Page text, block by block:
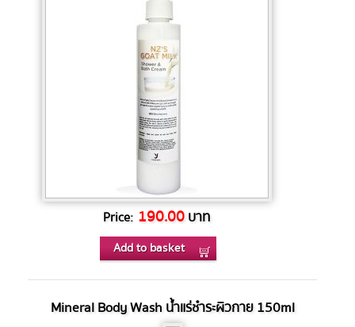
Price: 190.00บาท
Add to basket
Mineral Body Wash น้ำแร่ชำระผิวกาย 150ml